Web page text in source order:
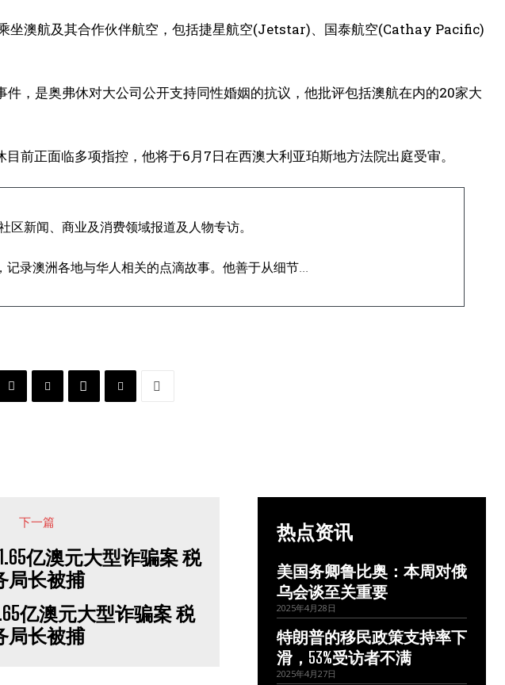
坐澳航及其合作伙伴航空，包括捷星航空(Jetstar)、国泰航空(Cathay Pacific)
，是奥弗休对大公司公开支持同性婚姻的抗议，他批评包括澳航在内的20家大
前正面临多项指控，他将于6月7日在西澳大利亚珀斯地方法院出庭受审。
新闻、商业及消费领域报道及人物专访。
录澳洲各地与华人相关的点滴故事。他善于从细节...
下一篇
亿澳元大型诈骗案 税
局长被捕
热点资讯
美国务卿鲁比奥：本周对俄
乌会谈至关重要
2025年4月28日
特朗普的移民政策支持率下
滑，53%受访者不满
2025年4月27日